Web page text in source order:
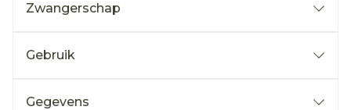
Zwangerschap
Gebruik
Gegevens